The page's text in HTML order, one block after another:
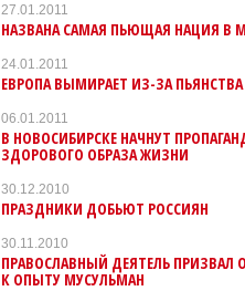
27.01.2011
НАЗВАНА САМАЯ ПЬЮЩАЯ НАЦИЯ В
24.01.2011
ЕВРОПА ВЫМИРАЕТ ИЗ-ЗА ПЬЯНСТВА
06.01.2011
В НОВОСИБИРСКЕ НАЧНУТ
ЗДОРОВОГО ОБРАЗА ЖИЗНИ
30.12.2010
ПРАЗДНИКИ ДОБЬЮТ РОССИЯН
30.11.2010
ПРАВОСЛАВНЫЙ ДЕЯТЕЛЬ ПРИЗВАЛ
К ОПЫТУ МУСУЛЬМАН